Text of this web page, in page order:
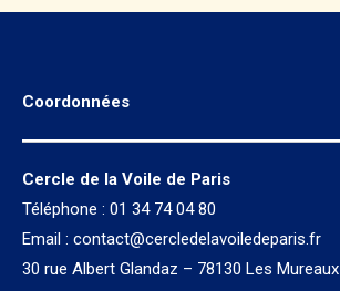
Coordonnées
Cercle de la Voile de Paris
Téléphone : 01 34 74 04 80
Email : contact@cercledelavoiledeparis.fr
30 rue Albert Glandaz – 78130 Les Mureaux